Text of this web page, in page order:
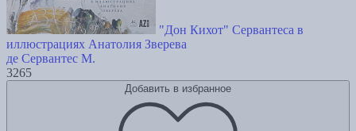
"Дон Кихот" Сервантеса в
иллюстрациях Анатолия Зверева
де Сервантес М.
3265
Добавить в избранное